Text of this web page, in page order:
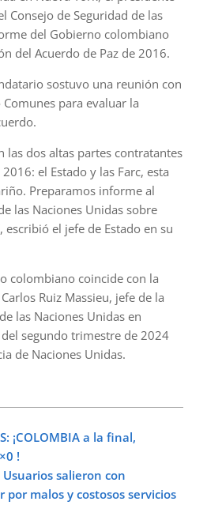
Consejo de Seguridad de las
del Gobierno colombiano
del Acuerdo de Paz de 2016.
sostuvo una reunión con
para evaluar la
las dos altas partes contratantes
el Estado y las Farc, esta
Preparamos informe al
las Naciones Unidas sobre
escribió el jefe de Estado en su
colombiano coincide con la
Ruiz Massieu, jefe de la
las Naciones Unidas en
segundo trimestre de 2024
de Naciones Unidas.
¡COLOMBIA a la final,
!
Usuarios salieron con
malos y costosos servicios